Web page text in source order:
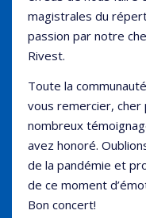
magistrales du
passion par notre
Rivest.
Toute la
vous remercier,
nombreux
avez honoré.
de la pandémie et
de ce moment
Bon concert!